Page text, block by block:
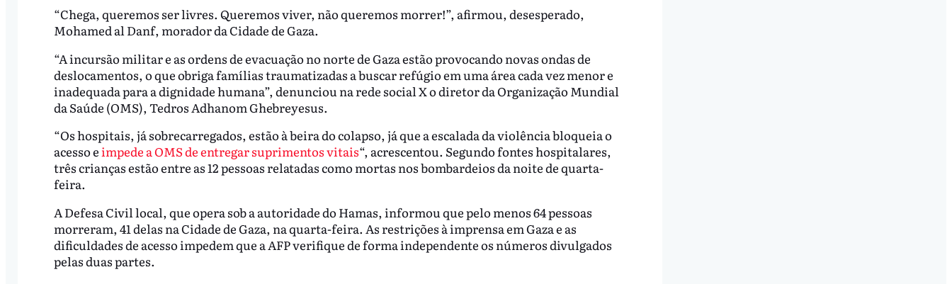
“Chega, queremos ser livres. Queremos viver, não queremos morrer!”, afirmou, desesperado,
Mohamed al Danf, morador da Cidade de Gaza.
“A incursão militar e as ordens de evacuação no norte de Gaza estão provocando novas ondas de
deslocamentos, o que obriga famílias traumatizadas a buscar refúgio em uma área cada vez menor e
inadequada para a dignidade humana”, denunciou na rede social X o diretor da Organização Mundial
da Saúde (OMS), Tedros Adhanom Ghebreyesus.
“Os hospitais, já sobrecarregados, estão à beira do colapso, já que a escalada da violência bloqueia o
acesso eimpede a OMS de entregar suprimentos vitais“, acrescentou. Segundo fontes hospitalares,
três crianças estão entre as 12 pessoas relatadas como mortas nos bombardeios da noite de quarta-
feira.
A Defesa Civil local, que opera sob a autoridade do Hamas, informou que pelo menos 64 pessoas
morreram, 41 delas na Cidade de Gaza, na quarta-feira. As restrições à imprensa em Gaza e as
dificuldades de acesso impedem que a AFP verifique de forma independente os números divulgados
pelas duas partes.